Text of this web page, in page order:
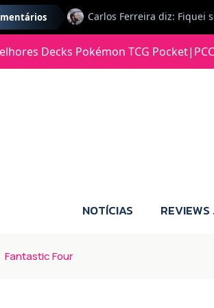
Jonas diz: Estou
Decks Pokémon TCG Pocket|
NOTÍCIAS REVIEWS
Fantastic Four